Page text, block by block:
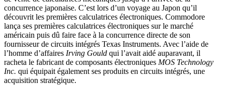
concurrence japonaise. C’est lors d’un voyage au Japon qu’il
découvrit les premières calculatrices électroniques. Commodore
lança ses premières calculatrices électroniques sur le marché
américain puis dû faire face à la concurrence directe de son
fournisseur de circuits intégrés Texas Instruments. Avec l’aide de
l’homme d’affaires Irving Gould qui l’avait aidé auparavant, il
racheta le fabricant de composants électroniques MOS Technology
Inc. qui équipait également ses produits en circuits intégrés, une
acquisition stratégique.